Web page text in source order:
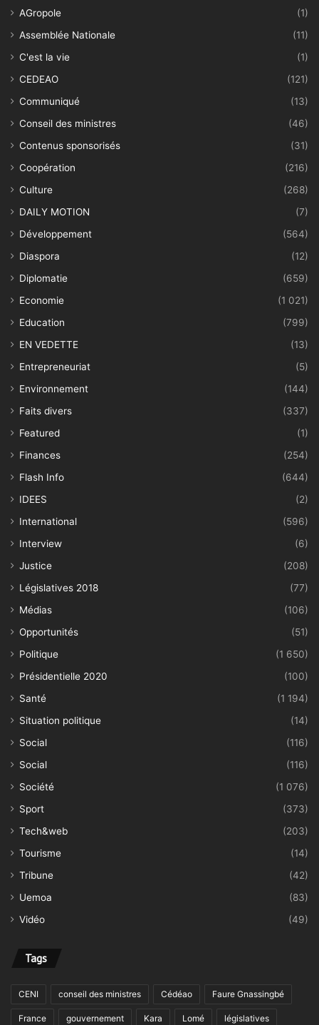
AGropole
(1)
Assemblée Nationale
(11)
C'est la vie
(1)
CEDEAO
(121)
Communiqué
(13)
Conseil des ministres
(46)
Contenus sponsorisés
(31)
Coopération
(216)
Culture
(268)
DAILY MOTION
(7)
Développement
(564)
Diaspora
(12)
Diplomatie
(659)
Economie
(1 021)
Education
(799)
EN VEDETTE
(13)
Entrepreneuriat
(5)
Environnement
(144)
Faits divers
(337)
Featured
(1)
Finances
(254)
Flash Info
(644)
IDEES
(2)
International
(596)
Interview
(6)
Justice
(208)
Législatives 2018
(77)
Médias
(106)
Opportunités
(51)
Politique
(1 650)
Présidentielle 2020
(100)
Santé
(1 194)
Situation politique
(14)
Social
(116)
Social
(116)
Société
(1 076)
Sport
(373)
Tech&web
(203)
Tourisme
(14)
Tribune
(42)
Uemoa
(83)
Vidéo
(49)
Tags
CENI conseil des ministres Cédéao Faure Gnassingbé
France gouvernement Kara Lomé législatives